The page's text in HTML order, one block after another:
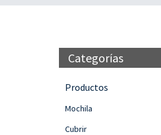
Categorías
Productos
Mochila
Cubrir